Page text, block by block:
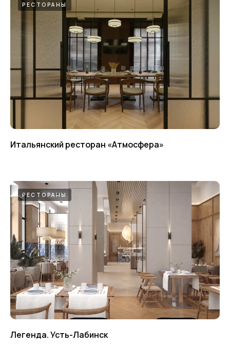
РЕСТОРАНЫ
Итальянский ресторан «‎Атмосфера»
РЕСТОРАНЫ
Легенда. Усть-Лабинск